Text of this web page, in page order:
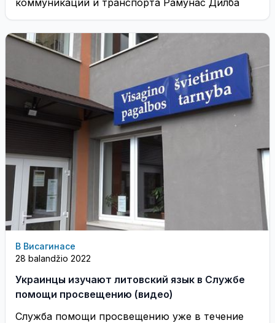
В Висагинасе
28 balandžio 2022
Украинцы изучают литовский язык в Службе
помощи просвещению (видео)
Служба помощи просвещению уже в течение